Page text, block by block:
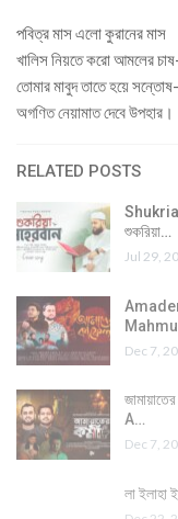
পবিত্র মাস এলো কুরানের মাস
খালিস নিয়তে করো আমলের
তোমার মাবুদ তাতে হয়ে
অগণিত নেয়ামাত দেবে উপহার।
RELATED POSTS
শুকরিয়া…
Jul 29,
Amader
Dec 7,
A…
Dec 7,
লা